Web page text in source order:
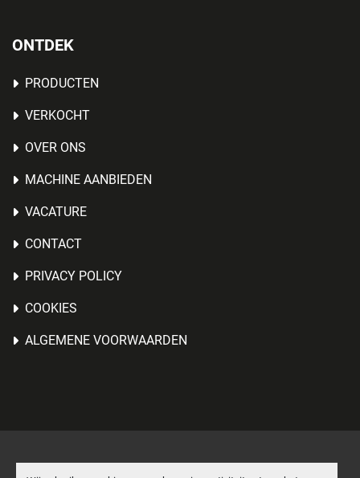
ONTDEK
PRODUCTEN
VERKOCHT
OVER ONS
MACHINE AANBIEDEN
VACATURE
CONTACT
PRIVACY POLICY
COOKIES
ALGEMENE VOORWAARDEN